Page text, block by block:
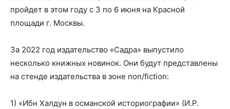
пройдет в этом году с 3 по 6 июня на Красной
площади г. Москвы.
За 2022 год издательство «Садра» выпустило
несколько книжных новинок. Они будут представлены
на стенде издательства в зоне non/fiction:
1) «Ибн Халдун в османской историографии» (И.Р.